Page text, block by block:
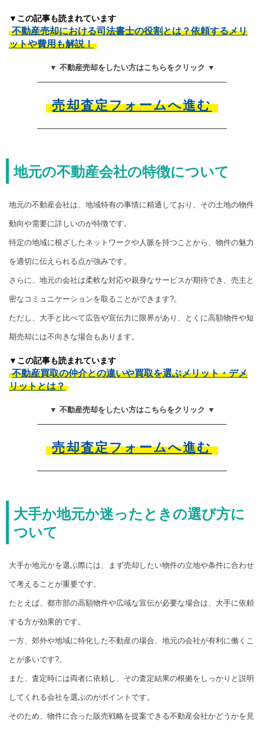
▼この記事も読まれています
不動産売却における司法書士の役割とは？依頼するメリ
ットや費用も解説！
▼ 不動産売却をしたい方はこちらをクリック ▼
売却査定フォームへ進む
地元の不動産会社の特徴について
地元の不動産会社は、地域特有の事情に精通しており、その土地の物件
動向や需要に詳しいのが特徴です。
特定の地域に根ざしたネットワークや人脈を持つことから、物件の魅力
を適切に伝えられる点が強みです。
さらに、地元の会社は柔軟な対応や親身なサービスが期待でき、売主と
密なコミュニケーションを取ることができます?。
ただし、大手と比べて広告や宣伝力に限界があり、とくに高額物件や短
期売却には不向きな場合もあります。
▼この記事も読まれています
不動産買取の仲介との違いや買取を選ぶメリット・デメ
リットとは？
▼ 不動産売却をしたい方はこちらをクリック ▼
売却査定フォームへ進む
大手か地元か迷ったときの選び方に
ついて
大手か地元かを選ぶ際には、まず売却したい物件の立地や条件に合わせ
て考えることが重要です。
たとえば、都市部の高額物件や広域な宣伝が必要な場合は、大手に依頼
する方が効果的です。
一方、郊外や地域に特化した不動産の場合、地元の会社が有利に働くこ
とが多いです?。
また、査定時には両者に依頼し、その査定結果の根拠をしっかりと説明
してくれる会社を選ぶのがポイントです。
そのため、物件に合った販売戦略を提案できる不動産会社かどうかを見